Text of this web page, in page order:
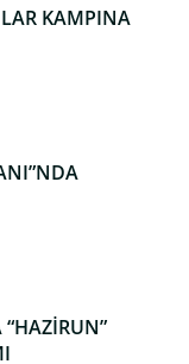
KAMPINA